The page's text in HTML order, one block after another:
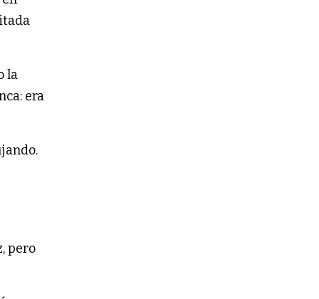
la
era
pero